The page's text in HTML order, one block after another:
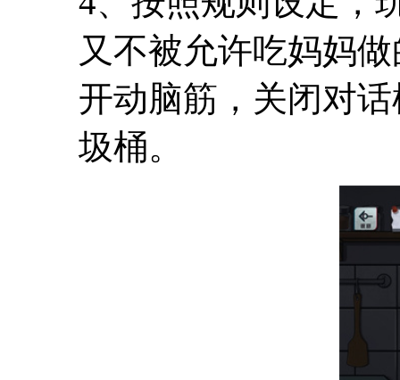
又不被允许吃妈妈
开动脑筋，关闭对
圾桶。